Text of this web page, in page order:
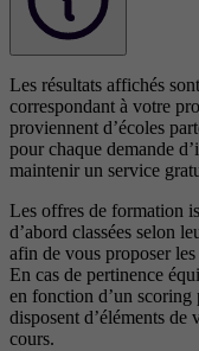
Les résultats affichés
correspondant à votre
proviennent d’écoles
pour chaque demande
maintenir un service
Les offres de formation
d’abord classées selon
afin de vous proposer
En cas de pertinence
en fonction d’un scoring
disposent d’éléments de
cours.